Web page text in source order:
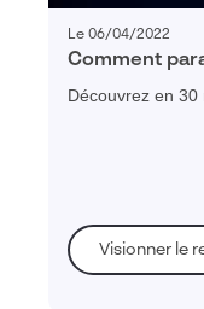
Le 06/04/2022
Comment
service-client ?
Découvrez en
Visionner le